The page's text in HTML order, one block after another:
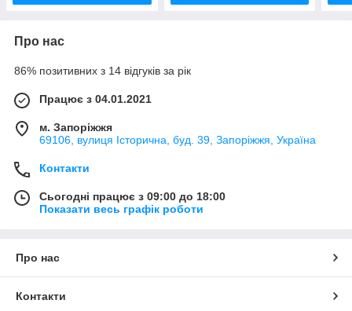
Про нас
86% позитивних з 14 відгуків за рік
Працює з 04.01.2021
м. Запоріжжя
69106, вулиця Історична, буд. 39, Запоріжжя, Україна
Контакти
Сьогодні працює з 09:00 до 18:00
Показати весь графік роботи
Про нас
Контакти